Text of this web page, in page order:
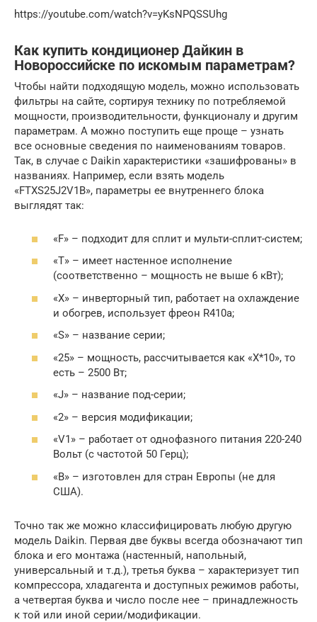
https://youtube.com/watch?v=yKsNPQSSUhg
Как купить кондиционер Дайкин в
Новороссийске по искомым параметрам?
Чтобы найти подходящую модель, можно использовать
фильтры на сайте, сортируя технику по потребляемой
мощности, производительности, функционалу и другим
параметрам. А можно поступить еще проще – узнать
все основные сведения по наименованиям товаров.
Так, в случае с Daikin характеристики «зашифрованы» в
названиях. Например, если взять модель
«FTXS25J2V1B», параметры ее внутреннего блока
выглядят так:
«F» – подходит для сплит и мульти-сплит-систем;
«Т» – имеет настенное исполнение
(соответственно – мощность не выше 6 кВт);
«Х» – инверторный тип, работает на охлаждение
и обогрев, использует фреон R410a;
«S» – название серии;
«25» – мощность, рассчитывается как «Х*10», то
есть – 2500 Вт;
«J» – название под-серии;
«2» – версия модификации;
«V1» – работает от однофазного питания 220-240
Вольт (с частотой 50 Герц);
«В» – изготовлен для стран Европы (не для
США).
Точно так же можно классифицировать любую другую
модель Daikin. Первая две буквы всегда обозначают тип
блока и его монтажа (настенный, напольный,
универсальный и т.д.), третья буква – характеризует тип
компрессора, хладагента и доступных режимов работы,
а четвертая буква и число после нее – принадлежность
к той или иной серии/модификации.